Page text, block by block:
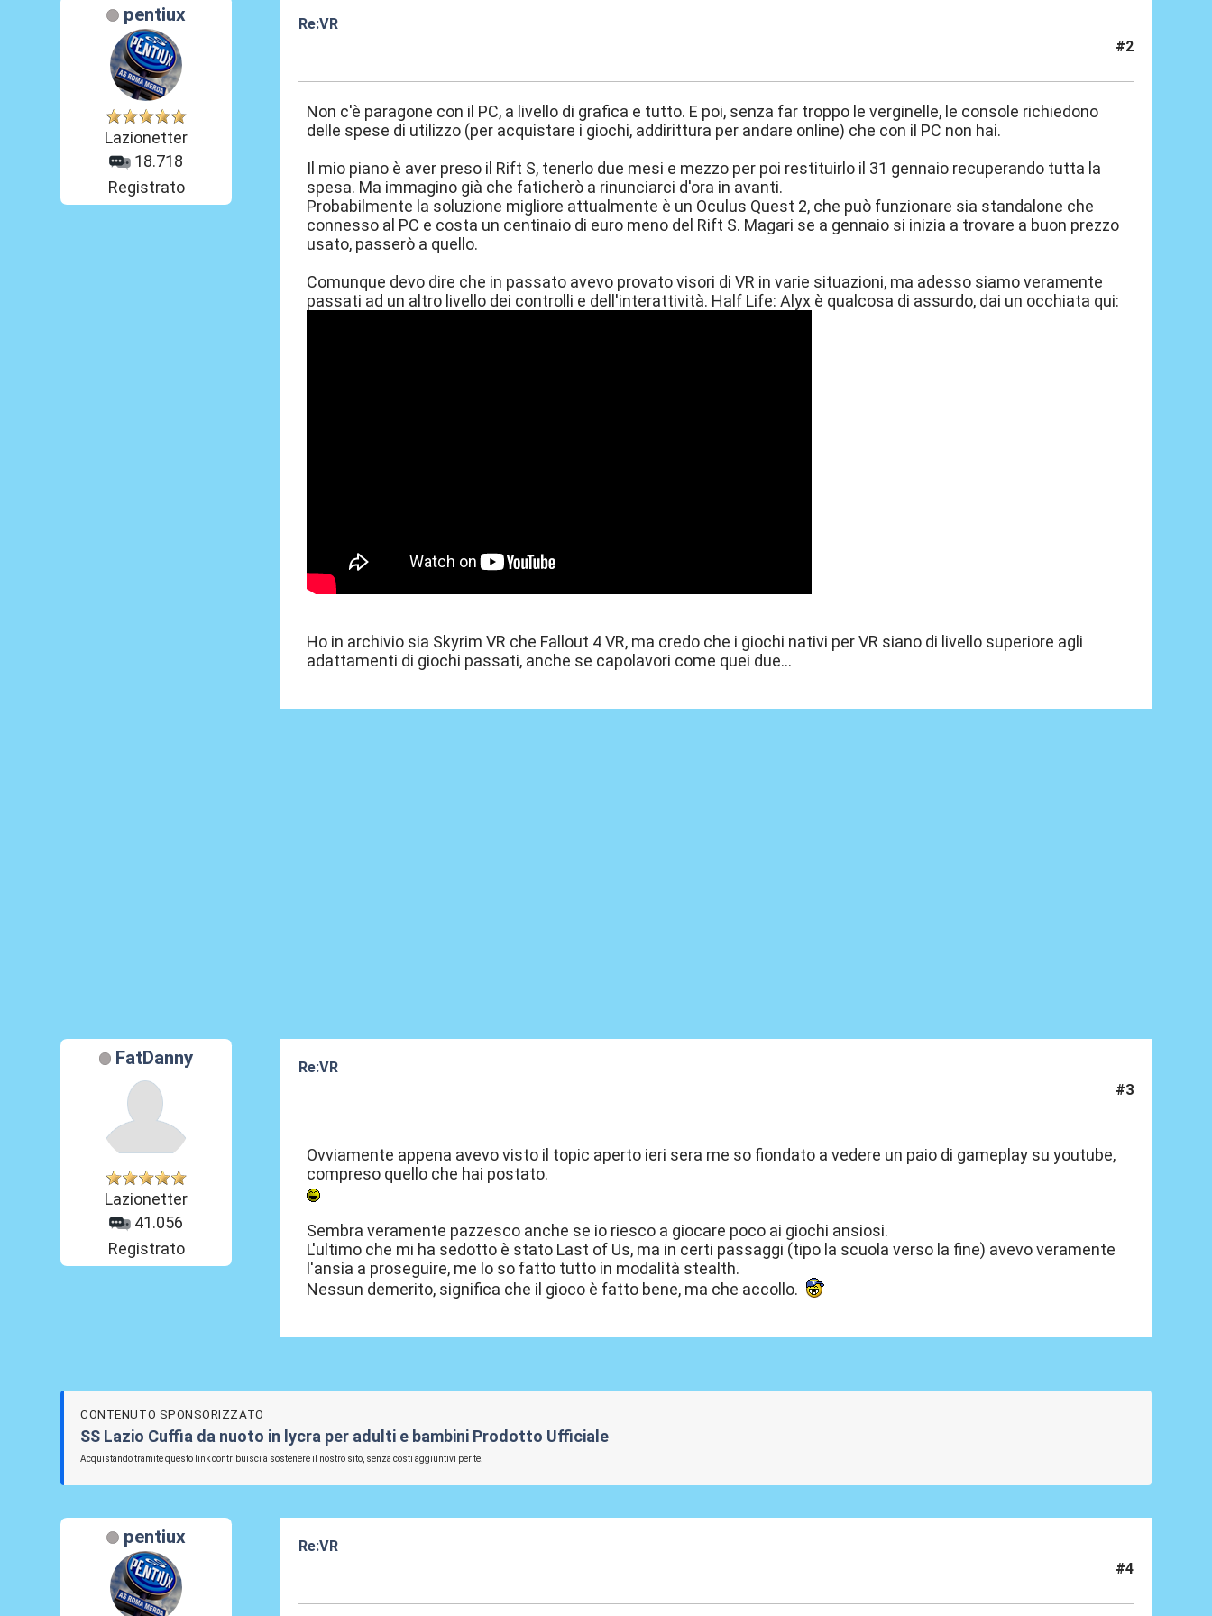
pentiux
Lazionetter
18.718
Registrato
Re:VR
#2
Non c'è paragone con il PC, a livello di grafica e tutto. E poi, senza far troppo le verginelle, le console richiedono
delle spese di utilizzo (per acquistare i giochi, addirittura per andare online) che con il PC non hai.
Il mio piano è aver preso il Rift S, tenerlo due mesi e mezzo per poi restituirlo il 31 gennaio recuperando tutta la
spesa. Ma immagino già che faticherò a rinunciarci d'ora in avanti.
Probabilmente la soluzione migliore attualmente è un Oculus Quest 2, che può funzionare sia standalone che
connesso al PC e costa un centinaio di euro meno del Rift S. Magari se a gennaio si inizia a trovare a buon prezzo
usato, passerò a quello.
Comunque devo dire che in passato avevo provato visori di VR in varie situazioni, ma adesso siamo veramente
passati ad un altro livello dei controlli e dell'interattività. Half Life: Alyx è qualcosa di assurdo, dai un occhiata qui:
Ho in archivio sia Skyrim VR che Fallout 4 VR, ma credo che i giochi nativi per VR siano di livello superiore agli
adattamenti di giochi passati, anche se capolavori come quei due...
FatDanny
Lazionetter
41.056
Registrato
Re:VR
#3
Ovviamente appena avevo visto il topic aperto ieri sera me so fiondato a vedere un paio di gameplay su youtube,
compreso quello che hai postato.
Sembra veramente pazzesco anche se io riesco a giocare poco ai giochi ansiosi.
L'ultimo che mi ha sedotto è stato Last of Us, ma in certi passaggi (tipo la scuola verso la fine) avevo veramente
l'ansia a proseguire, me lo so fatto tutto in modalità stealth.
Nessun demerito, significa che il gioco è fatto bene, ma che accollo.
CONTENUTO SPONSORIZZATO
SS Lazio Cuffia da nuoto in lycra per adulti e bambini Prodotto Ufficiale
Acquistando tramite questo link contribuisci a sostenere il nostro sito, senza costi aggiuntivi per te.
pentiux
Re:VR
#4